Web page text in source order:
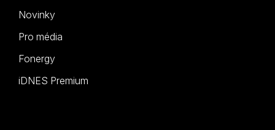
Novinky
Pro média
Fonergy
iDNES Premium